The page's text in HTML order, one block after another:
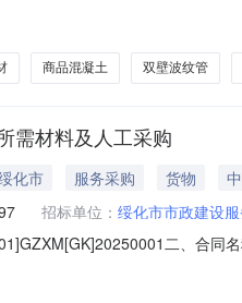
省绥化市北林区嘉美小区一期
商品混凝土 双壁波纹管
需材料及人工采购
化市 服务采购 货物
招标单位： 绥化市市政建设
二、合同
黑龙江省绥化市北林区嘉美小